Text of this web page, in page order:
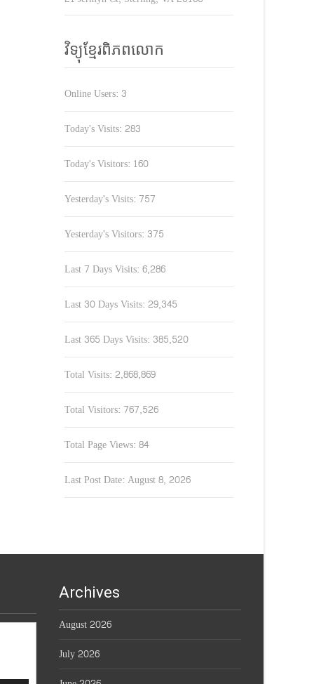
វិទ្យុខ្មែរពិភពលោក
Online Users: 3
Today's Visits: 283
Today's Visitors: 160
Yesterday's Visits: 757
Yesterday's Visitors: 375
Last 7 Days Visits: 6,286
Last 30 Days Visits: 29,345
Last 365 Days Visits: 385,520
Total Visits: 2,868,869
Total Visitors: 767,526
Total Page Views: 84
Last Post Date: August 8, 2026
Archives
August 2026
July 2026